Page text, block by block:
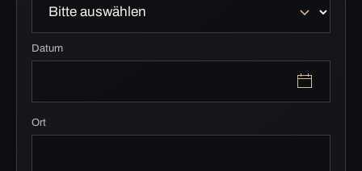
Datum
Ort